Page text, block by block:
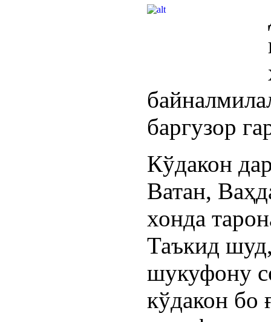
баргузор
Кўдакон
Ватан,
хонда
Таъкид
шукуфону
кўдакон бо